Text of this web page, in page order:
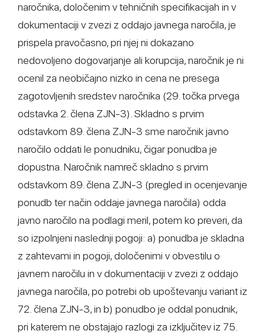
naročnika, določenim v tehničnih specifikacijah in v
dokumentaciji v zvezi z oddajo javnega naročila, je
prispela pravočasno, pri njej ni dokazano
nedovoljeno dogovarjanje ali korupcija, naročnik je ni
ocenil za neobičajno nizko in cena ne presega
zagotovljenih sredstev naročnika (29. točka prvega
odstavka 2. člena ZJN-3). Skladno s prvim
odstavkom 89. člena ZJN-3 sme naročnik javno
naročilo oddati le ponudniku, čigar ponudba je
dopustna. Naročnik namreč skladno s prvim
odstavkom 89. člena ZJN-3 (pregled in ocenjevanje
ponudb ter način oddaje javnega naročila) odda
javno naročilo na podlagi meril, potem ko preveri, da
so izpolnjeni naslednji pogoji: a) ponudba je skladna
z zahtevami in pogoji, določenimi v obvestilu o
javnem naročilu in v dokumentaciji v zvezi z oddajo
javnega naročila, po potrebi ob upoštevanju variant iz
72. člena ZJN-3, in b) ponudbo je oddal ponudnik,
pri katerem ne obstajajo razlogi za izključitev iz 75.